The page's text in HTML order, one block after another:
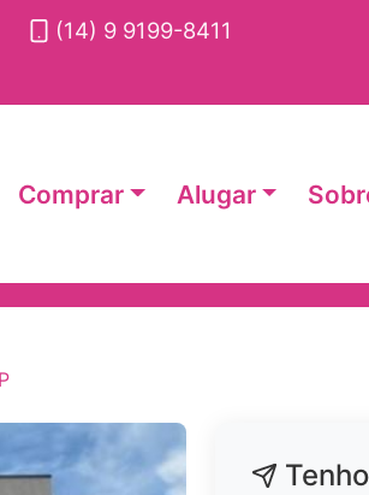
(14) 9 9199-8411
Comprar Alugar